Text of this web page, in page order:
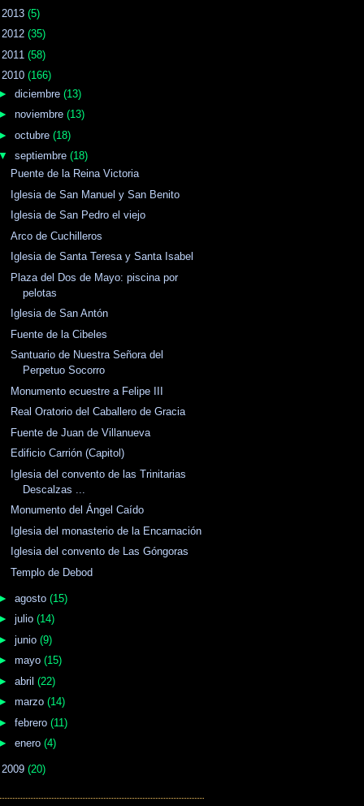
2013 (5)
2012 (35)
2011 (58)
2010 (166)
diciembre (13)
noviembre (13)
octubre (18)
septiembre (18)
Puente de la Reina Victoria
Iglesia de San Manuel y San Benito
Iglesia de San Pedro el viejo
Arco de Cuchilleros
Iglesia de Santa Teresa y Santa Isabel
Plaza del Dos de Mayo: piscina por
pelotas
Iglesia de San Antón
Fuente de la Cibeles
Santuario de Nuestra Señora del
Perpetuo Socorro
Monumento ecuestre a Felipe III
Real Oratorio del Caballero de Gracia
Fuente de Juan de Villanueva
Edificio Carrión (Capitol)
Iglesia del convento de las Trinitarias
Descalzas ...
Monumento del Ángel Caído
Iglesia del monasterio de la Encarnación
Iglesia del convento de Las Góngoras
Templo de Debod
agosto (15)
julio (14)
junio (9)
mayo (15)
abril (22)
marzo (14)
febrero (11)
enero (4)
2009 (20)